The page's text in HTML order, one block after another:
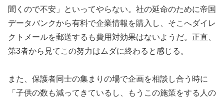
聞くので不安」といってやらない。社の延命のために帝国
データバンクから有料で企業情報を購入し、そこへダイレ
クトメールを郵送するも費用対効果はないようだ。正直、
第3者から見てこの努力はムダに終わると感じる。
また、保護者同士の集まりの場で企画を相談し合う時に
「子供の数も減ってきているし、もうこの施策をする人の